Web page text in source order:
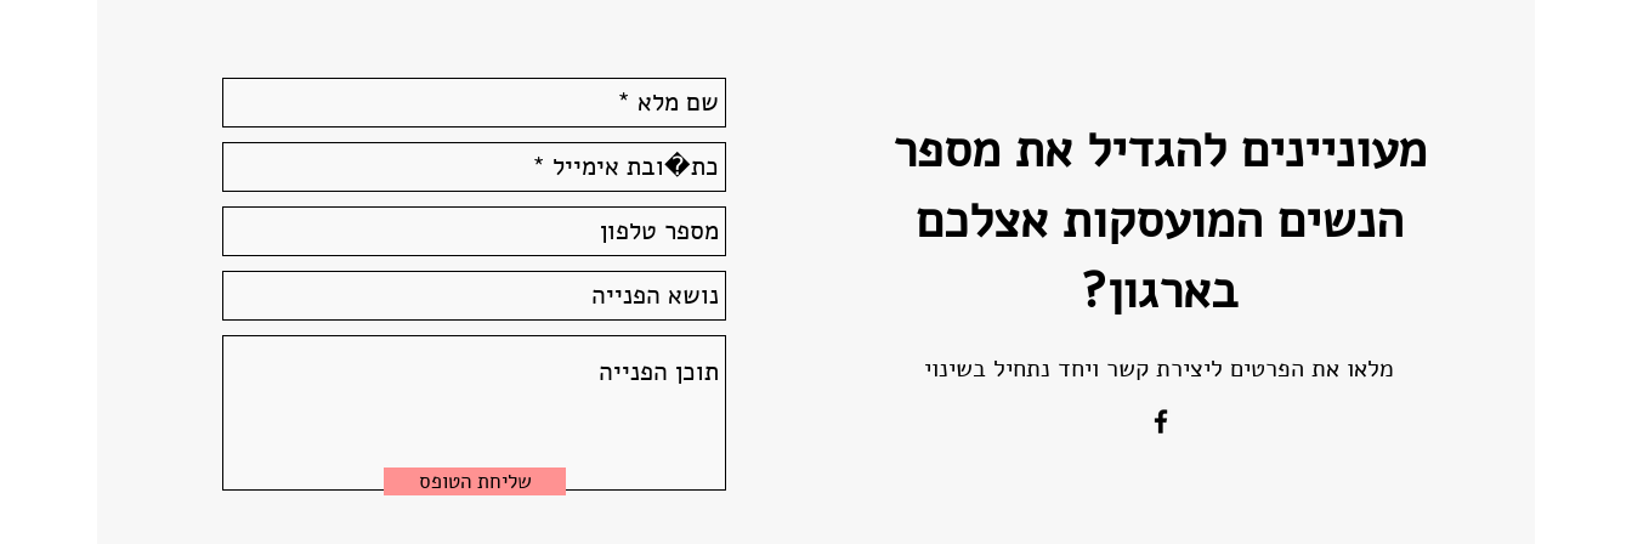
שליחת הטופס
מעוניינים להגדיל את מספר
הנשים המועסקות אצלכם
בארגון?
מלאו את הפרטים ליצירת קשר ויחד נתחיל בשינוי